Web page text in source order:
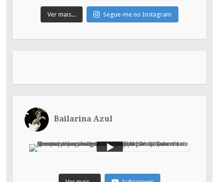
Ver mais... Segue-me no Instagram
Bailarina Azul